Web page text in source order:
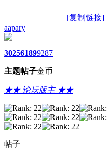
[复制链接]
aapary
3025
主题
6189
帖子
9287
金币
★★ 论坛版主 ★★
帖子